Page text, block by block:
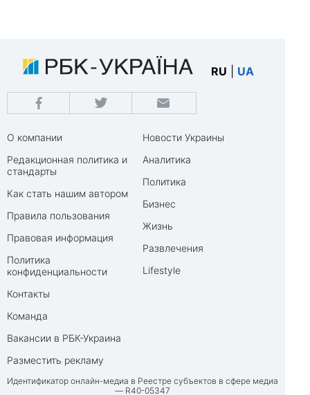
RU UA
О компании
Редакционная политика и
стандарты
Как стать нашим автором
Правила пользования
Правовая информация
Политика
конфиденциальности
Контакты
Команда
Вакансии в РБК-Украина
Разместить рекламу
Новости Украины
Аналитика
Политика
Бизнес
Жизнь
Развлечения
Lifestyle
Идентификатор онлайн-медиа в Реестре субъектов в сфере медиа
— R40-05347